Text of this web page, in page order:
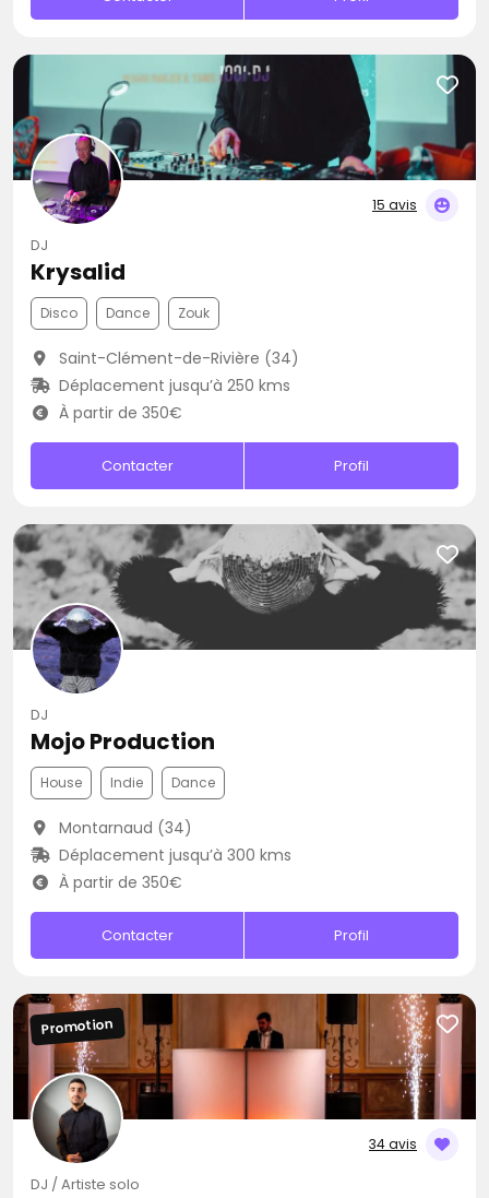
15 avis
DJ
Krysalid
Disco Dance Zouk
Saint-Clément-de-Rivière (34)
Déplacement jusqu’à 250 kms
À partir de 350€
Contacter Profil
DJ
Mojo Production
House Indie Dance
Montarnaud (34)
Déplacement jusqu’à 300 kms
À partir de 350€
Contacter Profil
34 avis
Promotion
DJ / Artiste solo